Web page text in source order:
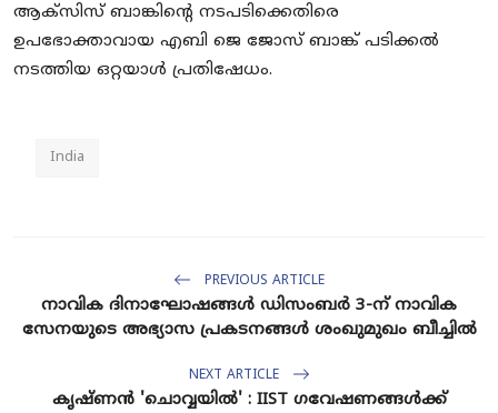
ആക്സിസ് ബാങ്കിൻ്റെ നടപടിക്കെതിരെ
ഉപഭോക്താവായ എബി ജെ ജോസ് ബാങ്ക് പടിക്കൽ
നടത്തിയ ഒറ്റയാൾ പ്രതിഷേധം.
India
PREVIOUS ARTICLE
നാവിക ദിനാഘോഷങ്ങൾ ഡിസംബർ 3-ന് നാവിക
സേനയുടെ അഭ്യാസ പ്രകടനങ്ങൾ ശംഖുമുഖം ബീച്ചിൽ
NEXT ARTICLE
കൃഷ്ണൻ 'ചൊവ്വയിൽ' : IIST ഗവേഷണങ്ങൾക്ക്